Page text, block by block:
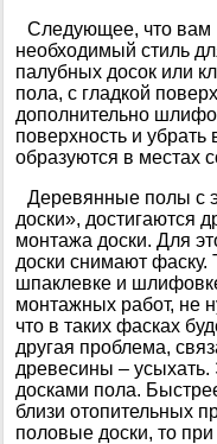
Следующее, что вам
необходимый стиль
палубных досок или
пола, с гладкой
дополнительно
поверхность и
образуются в местах
Деревянные полы с
доски», достигаются
монтажа доски. Для
доски снимают фаску.
шпаклевке и
монтажных работ, не
что в таких фасках
другая проблема,
древесины –
досками пола.
близи отопительных
половые доски, то